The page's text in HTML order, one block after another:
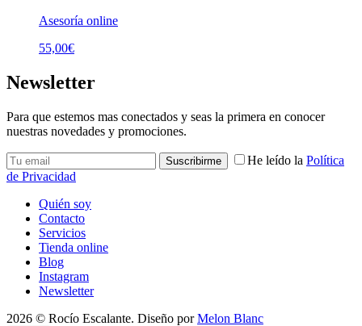
Asesoría online
55,00€
Newsletter
Para que estemos mas conectados y seas la primera en conocer
nuestras novedades y promociones.
He leído la Política
de Privacidad
Quién soy
Contacto
Servicios
Tienda online
Blog
Instagram
Newsletter
2026 © Rocío Escalante. Diseño porMelon Blanc